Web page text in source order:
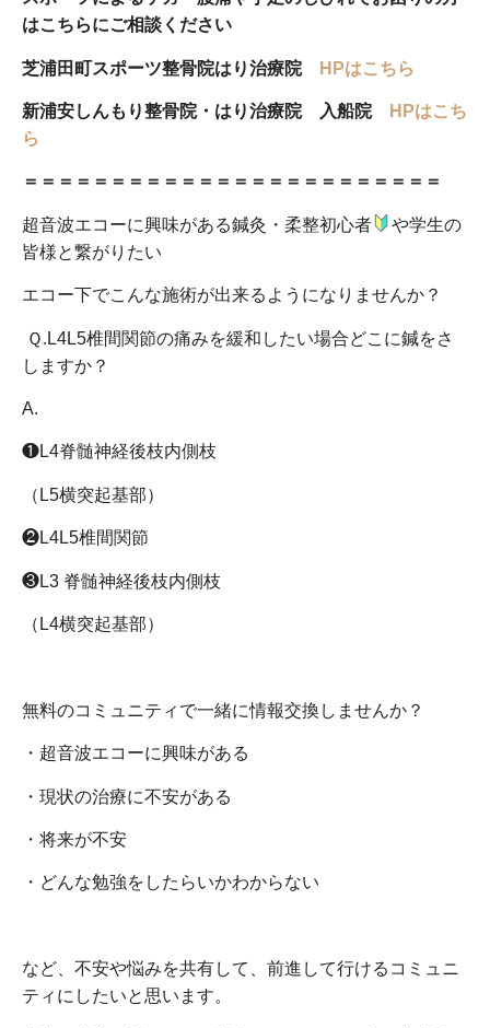
はこちらにご相談ください
芝浦田町スポーツ整骨院はり治療院 HPはこちら
新浦安しんもり整骨院・はり治療院 入船院
HPはこち
ら
＝＝＝＝＝＝＝＝＝＝＝＝＝＝＝＝＝＝＝＝＝＝＝＝
超音波エコーに興味がある鍼灸・柔整初心者
や学生の
皆様と繋がりたい
エコー下でこんな施術が出来るようになりませんか？
Ｑ.L4L5椎間関節の痛みを緩和したい場合どこに鍼をさ
しますか？
A.
❶L4脊髄神経後枝内側枝
（ L5横突起基部）
❷L4L5椎間関節
❸L3 脊髄神経後枝内側枝
（ L4横突起基部）
無料のコミュニティで一緒に情報交換しませんか？
・超音波エコーに興味がある
・現状の治療に不安がある
・将来が不安
・どんな勉強をしたらいかわからない
など、不安や悩みを共有して、前進して行けるコミュニ
ティにしたいと思います。